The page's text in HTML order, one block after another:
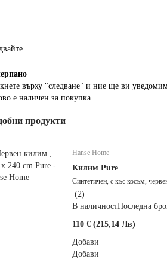
върху "следване" и ние ще ви
е наличен за покупка.
продукти
Hanse Home
Килим Pure
Синтетичен, с къс косъм,
(2)
В наличностПоследна
110 € (215,14 Лв)
Добави
Добави